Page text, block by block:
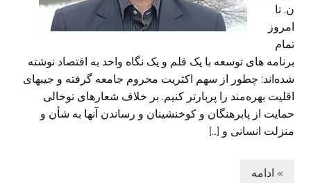
ن. تا
امروز
تمام
برنامه های توسعه با یک قلم و یک نگاه واحد به اقتصاد نوشته
شده‌اند: چطور از سهم اکثریت محروم جامعه گرفته و جیبهای
اقلیت بهره‌مند را پربارتر کنیم. بر خلاف شعارهای توخالی
حمایت از پابرهنگان و کوخنشینان و رساندن آنها به شأن و
منزلت انسانی و […]
» ادامه